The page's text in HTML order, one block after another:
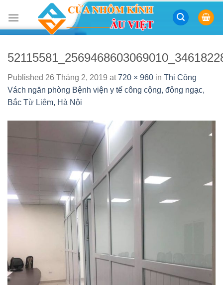
content
Published 26 Tháng 2, 2019 at720 × 960 in Thi Công
Vách ngăn phòng Bệnh viện y tế công cộng, đông ngạc,
Bắc Từ Liêm, Hà Nội